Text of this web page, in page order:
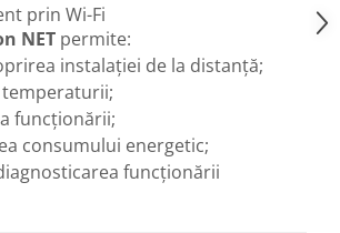
prin Wi-Fi
NET permite:
instalației de la distanță;
funcționării;
consumului energetic;
funcționării